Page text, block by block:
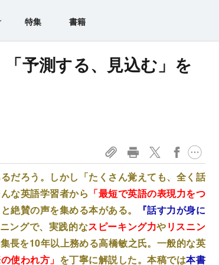
特集 書籍
「予測する、見込む」を
だろう。しかし「たくさん覚えても、全く話
な英語学習者から 「最短で英語の表現力をつ
と絶賛の声を集める本がある。
『話す力が身に
ングで、実践的なスピーキング力やリスニン
長を10年以上務める高橋敏之氏。一般的な英
使われ方」 を丁寧に解説した。本稿では本書